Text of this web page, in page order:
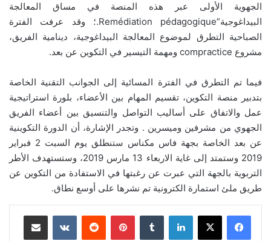
الجهوية الأولى عبر هذه المنصة في مساق المعالجة
البيداغوجية”Remédiation pédagogique.؛ وقد عرفت الفترة
الصباحية التطرق لموضوع المعالجة البيداغوجية، دينامية الفريق،
مشروع compractice ومهمة التيسير في التكوين عن بعد.
فيما تم التطرق في الفترة المسائية إلى الجوانب التقنية الخاصة
بتدبير منصة التكوين، تقسيم المهام بين الأعضاء، بلورة استراتيجية
عمل والاتفاق على أساليب التواصل والتنسيق بين أعضاء الفريق
الجهوي من مشرفين وميسرين . وتجدر الإشارة، أن الدورة التكوينية
عن بعد الخاصة بجهة فاس مكناس ستنطلق يوم السبت 2 فبراير
2019 وستمتد إلى غاية الاربعاء 13 مارس 2019، وستستهدف الأطر
التربوية بالجهة التي عبرت عن رغبتها في الاستفادة من التكوين عن
طريق ملئ استمارة الكترونية تم نشرها على أوسع نطاق.
لينكدإن بينتيريست مشاركة عبر البريد